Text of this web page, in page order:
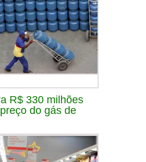
R$ 330 milhões
do gás de